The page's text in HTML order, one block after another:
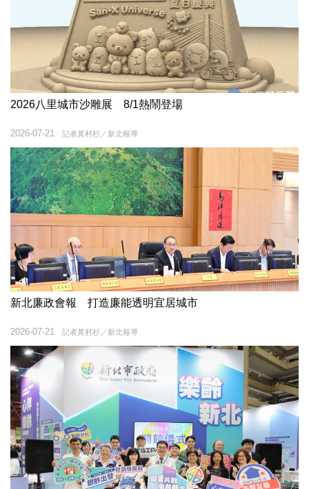
2026八里城市沙雕展 8/1熱鬧登場
記者黃村杉／新北報導
2026-07-21
新北廉政會報 打造廉能透明宜居城市
記者黃村杉／新北報導
2026-07-21